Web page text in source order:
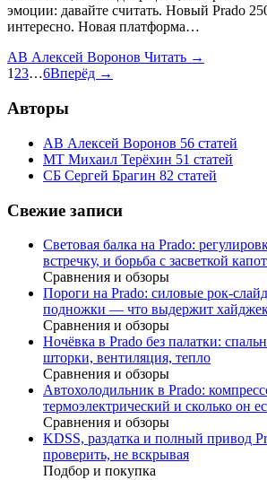
эмоции: давайте считать. Новый Prado
интересно. Новая платформа…
АВ Алексей Воронов Читать →
123…6Вперёд →
Авторы
АВ Алексей Воронов 56 статей
МТ Михаил Терёхин 51 статей
СБ Сергей Брагин 82 статей
Свежие записи
Световая балка на Prado:
встречку, и борьба с засветкой
Сравнения и обзоры
Пороги на Prado: силовые рок-
подножки — что выдержит
Сравнения и обзоры
Ночёвка в Prado без палатки:
шторки, вентиляция, тепло
Сравнения и обзоры
Автохолодильник в Prado:
термоэлектрический и сколько он
Сравнения и обзоры
KDSS, раздатка и полный привод
проверить, не вскрывая
Подбор и покупка